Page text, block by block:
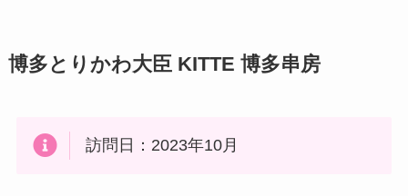
博多とりかわ大臣 KITTE 博多串房
訪問日：2023年10月